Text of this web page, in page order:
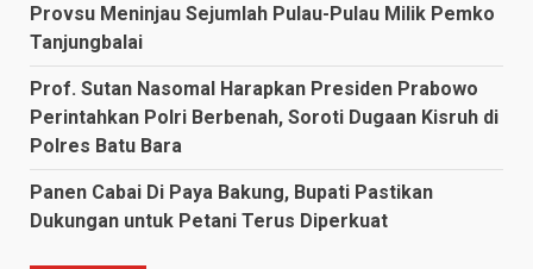
Provsu Meninjau Sejumlah Pulau-Pulau Milik Pemko
Tanjungbalai
Prof. Sutan Nasomal Harapkan Presiden Prabowo
Perintahkan Polri Berbenah, Soroti Dugaan Kisruh di
Polres Batu Bara
Panen Cabai Di Paya Bakung, Bupati Pastikan
Dukungan untuk Petani Terus Diperkuat